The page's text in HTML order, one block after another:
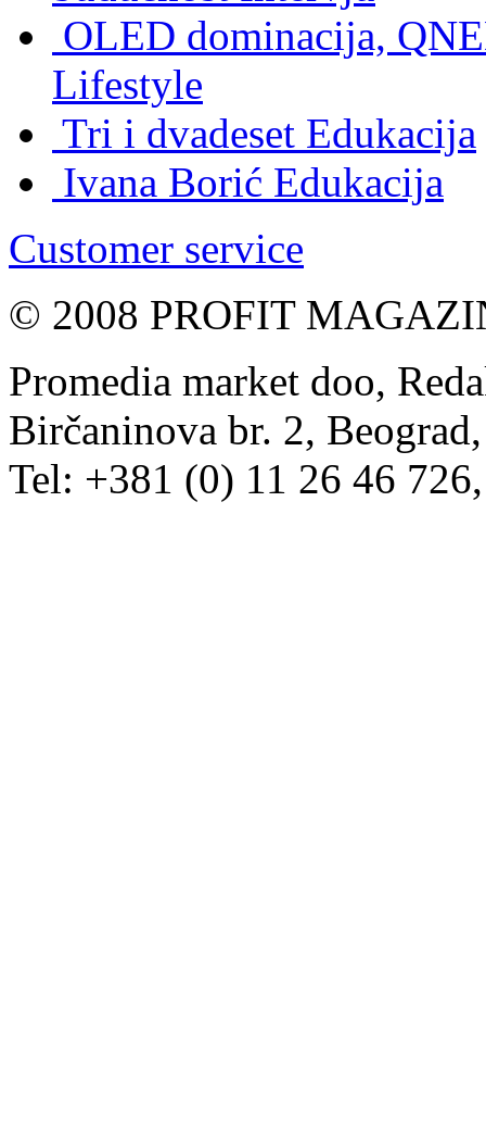
OLED dominacija,
Lifestyle
Tri i dvadeset Edukacija
Ivana Borić Edukacija
Customer service
© 2008 PROFIT
Promedia market doo,
Birčaninova br. 2,
Tel: +381 (0) 11 26 46